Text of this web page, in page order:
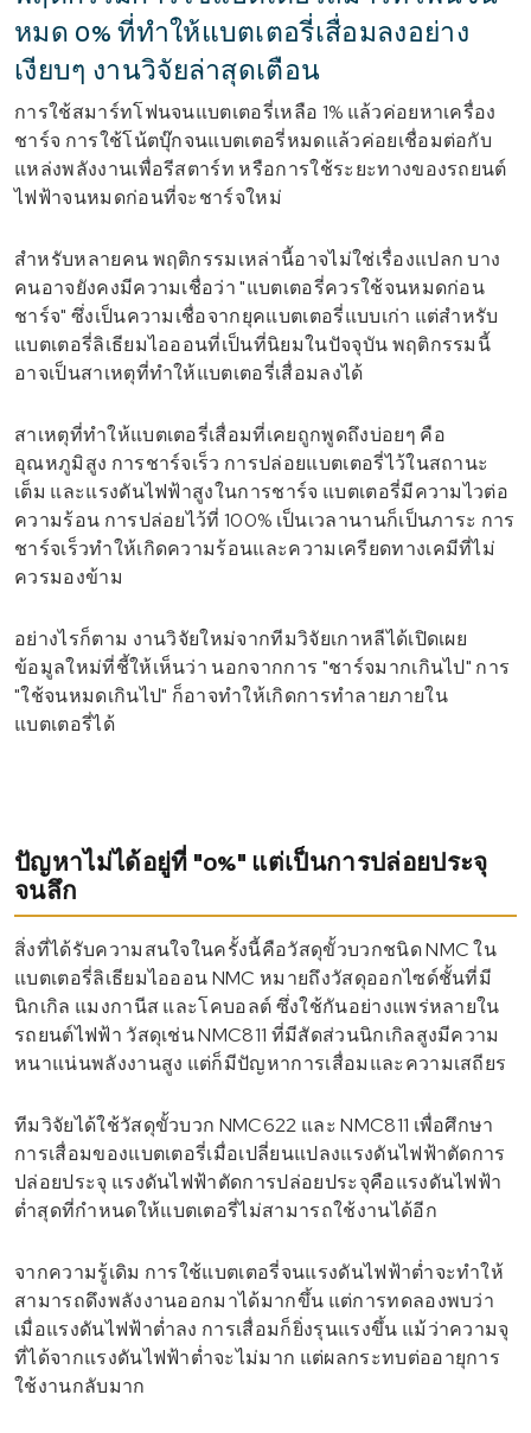
หมด 0% ที่ทำให้แบตเตอรี่เสื่อมลงอย่าง
เงียบๆ งานวิจัยล่าสุดเตือน
การใช้สมาร์ทโฟนจนแบตเตอรี่เหลือ 1% แล้วค่อยหาเครื่อง
ชาร์จ การใช้โน้ตบุ๊กจนแบตเตอรี่หมดแล้วค่อยเชื่อมต่อกับ
แหล่งพลังงานเพื่อรีสตาร์ท หรือการใช้ระยะทางของรถยนต์
ไฟฟ้าจนหมดก่อนที่จะชาร์จใหม่
สำหรับหลายคน พฤติกรรมเหล่านี้อาจไม่ใช่เรื่องแปลก บาง
คนอาจยังคงมีความเชื่อว่า "แบตเตอรี่ควรใช้จนหมดก่อน
ชาร์จ" ซึ่งเป็นความเชื่อจากยุคแบตเตอรี่แบบเก่า แต่สำหรับ
แบตเตอรี่ลิเธียมไอออนที่เป็นที่นิยมในปัจจุบัน พฤติกรรมนี้
อาจเป็นสาเหตุที่ทำให้แบตเตอรี่เสื่อมลงได้
สาเหตุที่ทำให้แบตเตอรี่เสื่อมที่เคยถูกพูดถึงบ่อยๆ คือ
อุณหภูมิสูง การชาร์จเร็ว การปล่อยแบตเตอรี่ไว้ในสถานะ
เต็ม และแรงดันไฟฟ้าสูงในการชาร์จ แบตเตอรี่มีความไวต่อ
ความร้อน การปล่อยไว้ที่ 100% เป็นเวลานานก็เป็นภาระ การ
ชาร์จเร็วทำให้เกิดความร้อนและความเครียดทางเคมีที่ไม่
ควรมองข้าม
อย่างไรก็ตาม งานวิจัยใหม่จากทีมวิจัยเกาหลีได้เปิดเผย
ข้อมูลใหม่ที่ชี้ให้เห็นว่า นอกจากการ "ชาร์จมากเกินไป" การ
"ใช้จนหมดเกินไป" ก็อาจทำให้เกิดการทำลายภายใน
แบตเตอรี่ได้
ปัญหาไม่ได้อยู่ที่ "0%" แต่เป็นการปล่อยประจุ
จนลึก
สิ่งที่ได้รับความสนใจในครั้งนี้คือวัสดุขั้วบวกชนิด NMC ใน
แบตเตอรี่ลิเธียมไอออน NMC หมายถึงวัสดุออกไซด์ชั้นที่มี
นิกเกิล แมงกานีส และโคบอลต์ ซึ่งใช้กันอย่างแพร่หลายใน
รถยนต์ไฟฟ้า วัสดุเช่น NMC811 ที่มีสัดส่วนนิกเกิลสูงมีความ
หนาแน่นพลังงานสูง แต่ก็มีปัญหาการเสื่อมและความเสถียร
ทีมวิจัยได้ใช้วัสดุขั้วบวก NMC622 และ NMC811 เพื่อศึกษา
การเสื่อมของแบตเตอรี่เมื่อเปลี่ยนแปลงแรงดันไฟฟ้าตัดการ
ปล่อยประจุ แรงดันไฟฟ้าตัดการปล่อยประจุคือแรงดันไฟฟ้า
ต่ำสุดที่กำหนดให้แบตเตอรี่ไม่สามารถใช้งานได้อีก
จากความรู้เดิม การใช้แบตเตอรี่จนแรงดันไฟฟ้าต่ำจะทำให้
สามารถดึงพลังงานออกมาได้มากขึ้น แต่การทดลองพบว่า
เมื่อแรงดันไฟฟ้าต่ำลง การเสื่อมก็ยิ่งรุนแรงขึ้น แม้ว่าความจุ
ที่ได้จากแรงดันไฟฟ้าต่ำจะไม่มาก แต่ผลกระทบต่ออายุการ
ใช้งานกลับมาก